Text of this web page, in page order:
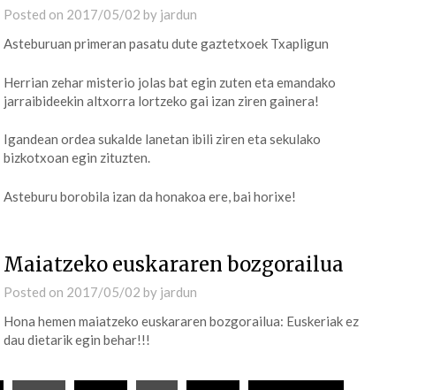
Posted on 2017/05/02 by jardun
Asteburuan primeran pasatu dute gaztetxoek Txapligun
Herrian zehar misterio jolas bat egin zuten eta emandako
jarraibideekin altxorra lortzeko gai izan ziren gainera!
Igandean ordea sukalde lanetan ibili ziren eta sekulako
bizkotxoan egin zituzten.
Asteburu borobila izan da honakoa ere, bai horixe!
Maiatzeko euskararen bozgorailua
Posted on 2017/05/02 by jardun
Hona hemen maiatzeko euskararen bozgorailua: Euskeriak ez
dau dietarik egin behar!!!